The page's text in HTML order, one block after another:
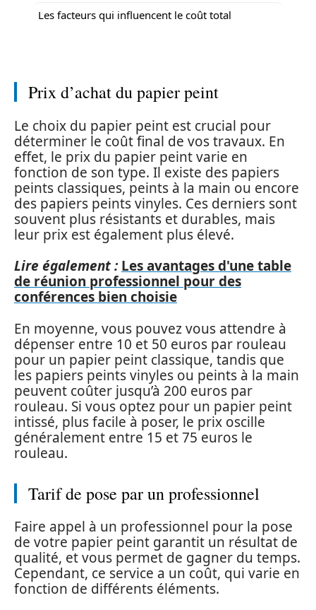
Les facteurs qui influencent le coût total
Prix d’achat du papier peint
Le choix du papier peint est crucial pour
déterminer le coût final de vos travaux. En
effet, le prix du papier peint varie en
fonction de son type. Il existe des papiers
peints classiques, peints à la main ou encore
des papiers peints vinyles. Ces derniers sont
souvent plus résistants et durables, mais
leur prix est également plus élevé.
Lire également : Les avantages d'une table
de réunion professionnel pour des
conférences bien choisie
En moyenne, vous pouvez vous attendre à
dépenser entre 10 et 50 euros par rouleau
pour un papier peint classique, tandis que
les papiers peints vinyles ou peints à la main
peuvent coûter jusqu’à 200 euros par
rouleau. Si vous optez pour un papier peint
intissé, plus facile à poser, le prix oscille
généralement entre 15 et 75 euros le
rouleau.
Tarif de pose par un professionnel
Faire appel à un professionnel pour la pose
de votre papier peint garantit un résultat de
qualité, et vous permet de gagner du temps.
Cependant, ce service a un coût, qui varie en
fonction de différents éléments.